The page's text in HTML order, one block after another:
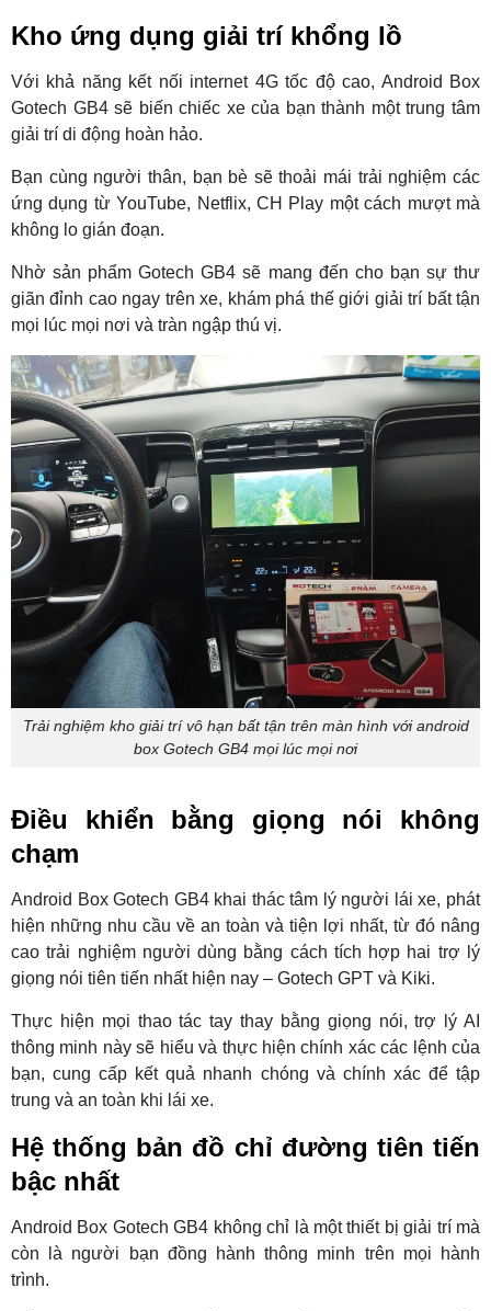
Kho ứng dụng giải trí khổng lồ
Với khả năng kết nối internet 4G tốc độ cao, Android Box
Gotech GB4 sẽ biến chiếc xe của bạn thành một trung tâm
giải trí di động hoàn hảo.
Bạn cùng người thân, bạn bè sẽ thoải mái trải nghiệm các
ứng dụng từ YouTube, Netflix, CH Play một cách mượt mà
không lo gián đoạn.
Nhờ sản phẩm Gotech GB4 sẽ mang đến cho bạn sự thư
giãn đỉnh cao ngay trên xe, khám phá thế giới giải trí bất tận
mọi lúc mọi nơi và tràn ngập thú vị.
Trải nghiệm kho giải trí vô hạn bất tận trên màn hình với android
box Gotech GB4 mọi lúc mọi nơi
Điều khiển bằng giọng nói không
chạm
Android Box Gotech GB4 khai thác tâm lý người lái xe, phát
hiện những nhu cầu về an toàn và tiện lợi nhất, từ đó nâng
cao trải nghiệm người dùng bằng cách tích hợp hai trợ lý
giọng nói tiên tiến nhất hiện nay – Gotech GPT và Kiki.
Thực hiện mọi thao tác tay thay bằng giọng nói, trợ lý AI
thông minh này sẽ hiểu và thực hiện chính xác các lệnh của
bạn, cung cấp kết quả nhanh chóng và chính xác để tập
trung và an toàn khi lái xe.
Hệ thống bản đồ chỉ đường tiên tiến
bậc nhất
Android Box Gotech GB4 không chỉ là một thiết bị giải trí mà
còn là người bạn đồng hành thông minh trên mọi hành
trình.